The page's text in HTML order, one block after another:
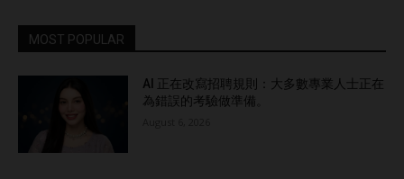
MOST POPULAR
AI 正在改寫招聘規則：大多數專業人士正在
為錯誤的考驗做準備。